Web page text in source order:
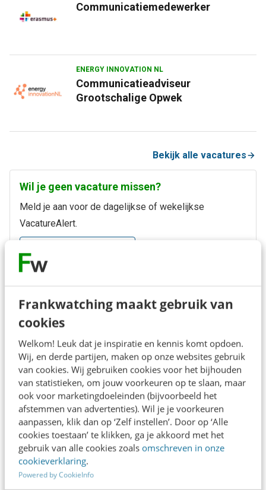
Frankwatching maakt gebruik van
cookies
Welkom! Leuk dat je inspiratie en kennis komt opdoen.
Wij, en derde partijen, maken op onze websites gebruik
van cookies. Wij gebruiken cookies voor het bijhouden
van statistieken, om jouw voorkeuren op te slaan, maar
ook voor marketingdoeleinden (bijvoorbeeld het
afstemmen van advertenties). Wil je je voorkeuren
aanpassen, klik dan op ‘Zelf instellen’. Door op ‘Alle
cookies toestaan’ te klikken, ga je akkoord met het
gebruik van alle cookies zoals omschreven in onze
cookieverklaring.
Powered by CookieInfo
Communicatiemedewerker
ENERGY INNOVATION NL
Communicatieadviseur
Grootschalige Opwek
Bekijk alle vacatures
Wil je geen vacature missen?
Meld je aan voor de dagelijkse of wekelijkse
VacatureAlert.
Bekijk vacatures in deze werkvelden
Marketing
Communicatie